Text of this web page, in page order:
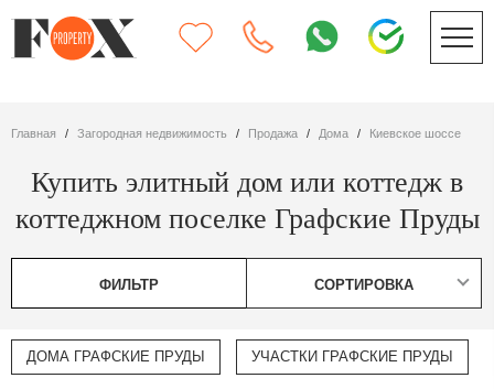
Главная Загородная недвижимость Продажа дома Киевское шоссе
Купить элитный дом или коттедж в
коттеджном поселке Графские Пруды
ФИЛЬТР СОРТИРОВКА
ДОМА ГРАФСКИЕ ПРУДЫ УЧАСТКИ ГРАФСКИЕ ПРУДЫ